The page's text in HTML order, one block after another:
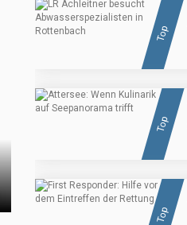
Top
Top
Top